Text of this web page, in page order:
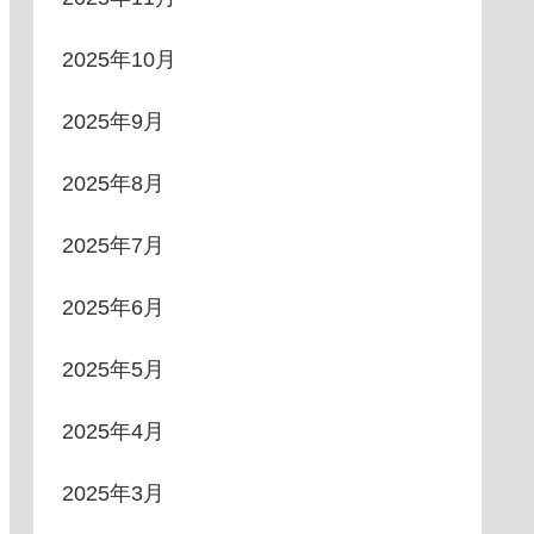
2025年10月
2025年9月
2025年8月
2025年7月
2025年6月
2025年5月
2025年4月
2025年3月